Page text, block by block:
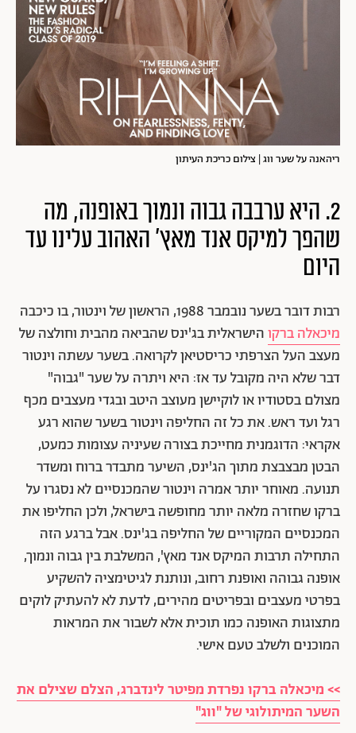
ריהאנה על שער ווג | צילום כריכת העיתון
2. היא ערבבה גבוה ונמוך באופנה, מה
שהפך למיקס אנד מאץ' האהוב עלינו עד
היום
רבות דובר בשער נובמבר 1988, הראשון של וינטור, בו כיכבה
מיכאלה ברקוהישראלית בג'ינס שהביאה מהבית וחולצה של
מעצב העל הצרפתי כריסטיאן לקרואה. בשער עשתה וינטור
דבר שלא היה מקובל עד אז: היא ויתרה על שער "גבוה"
מצולם בסטודיו או לוקיישן מעוצב היטב ובגדי מעצבים מכף
רגל ועד ראש. את כל זה החליפה וינטור בשער שהוא רגע
אקראי: הדוגמנית מחייכת בצורה שעיניה עצומות כמעט,
הבטן מבצבצת מתוך הג'ינס, השיער מתבדר ברוח ומשדר
תנועה. מאוחר יותר אמרה וינטור שהמכנסיים לא נסגרו על
ברקו שחזרה מלאה יותר מחופשה בישראל, ולכן החליפו את
המכנסיים המקוריים של החליפה בג'ינס. אבל ברגע הזה
התחילה תרבות המיקס אנד מאץ', המשלבת בין גבוה ונמוך,
אופנה גבוהה ואופנת רחוב, ונותנת לגיטימציה להשקיע
בפרטי מעצבים ובפריטים מהירים, לדעת לא להעתיק לוקים
מתצוגות האופנה כמו תוכית אלא לשבור את המראות
המוכנים ולשלב טעם אישי.
>> מיכאלה ברקו נפרדת מפיטר לינדברג, הצלם שצילם את
השער המיתולוגי של "ווג"